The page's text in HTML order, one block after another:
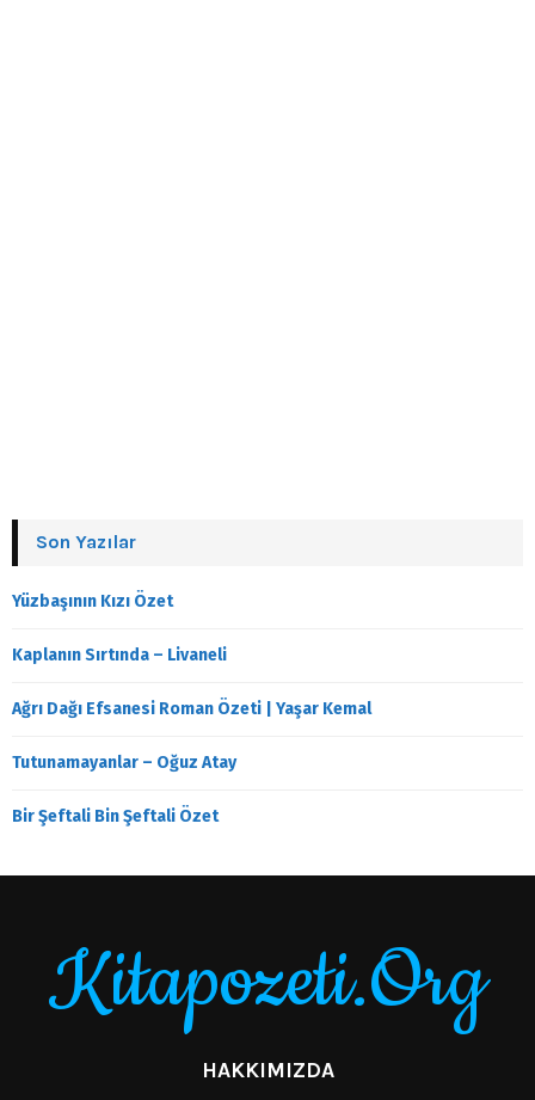
Son Yazılar
Yüzbaşının Kızı Özet
Kaplanın Sırtında – Livaneli
Ağrı Dağı Efsanesi Roman Özeti | Yaşar Kemal
Tutunamayanlar – Oğuz Atay
Bir Şeftali Bin Şeftali Özet
Kitapozeti.Org
HAKKIMIZDA